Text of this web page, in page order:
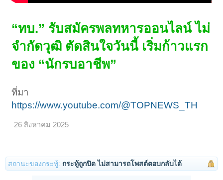
“ทบ.” รับสมัครพลทหารออนไลน์ ไม่
จำกัดวุฒิ ตัดสินใจวันนี้ เริ่มก้าวแรก
ของ “นักรบอาชีพ”
ที่มา
https://www.youtube.com/@TOPNEWS_TH
26 สิงหาคม 2025
สถานะของกระทู้: กระทู้ถูกปิด ไม่สามารถโพสต์ตอบกลับได้